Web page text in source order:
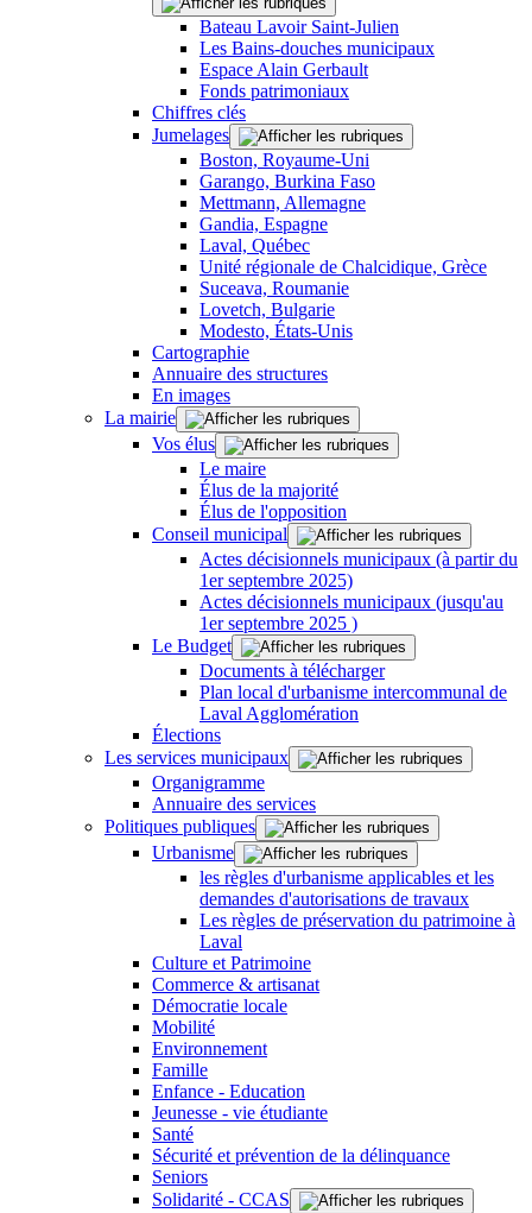
Bateau Lavoir Saint-Julien
Les Bains-douches municipaux
Espace Alain Gerbault
Fonds patrimoniaux
Chiffres clés
Jumelages
Boston, Royaume-Uni
Garango, Burkina Faso
Mettmann, Allemagne
Gandia, Espagne
Laval, Québec
Unité régionale de Chalcidique, Grèce
Suceava, Roumanie
Lovetch, Bulgarie
Modesto, États-Unis
Cartographie
Annuaire des structures
En images
La mairie
Vos élus
Le maire
Élus de la majorité
Élus de l'opposition
Conseil municipal
Actes décisionnels municipaux (à partir du
1er septembre 2025)
Actes décisionnels municipaux (jusqu'au
1er septembre 2025 )
Le Budget
Documents à télécharger
Plan local d'urbanisme intercommunal de
Laval Agglomération
Élections
Les services municipaux
Organigramme
Annuaire des services
Politiques publiques
Urbanisme
les règles d'urbanisme applicables et les
demandes d'autorisations de travaux
Les règles de préservation du patrimoine à
Laval
Culture et Patrimoine
Commerce & artisanat
Démocratie locale
Mobilité
Environnement
Famille
Enfance - Education
Jeunesse - vie étudiante
Santé
Sécurité et prévention de la délinquance
Seniors
Solidarité - CCAS